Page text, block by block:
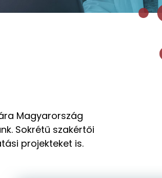
Magyarország
Sokrétű szakértői
projekteket is.